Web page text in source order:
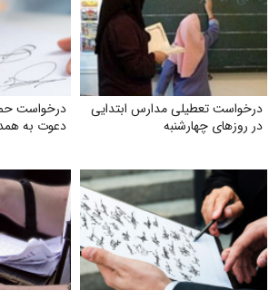
درخواست تعطیلی مدارس ابتدایی
در روزهای چهارشنبه
درخواست
دعوت به